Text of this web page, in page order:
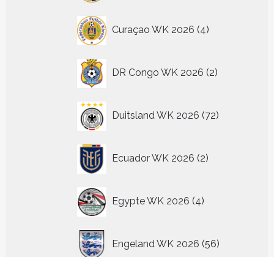
Curaçao WK 2026 4
producten
DR Congo WK 2026 2
producten
Duitsland WK 2026 72
producten
Ecuador WK 2026 2
producten
Egypte WK 2026 4
producten
Engeland WK 2026 56
producten